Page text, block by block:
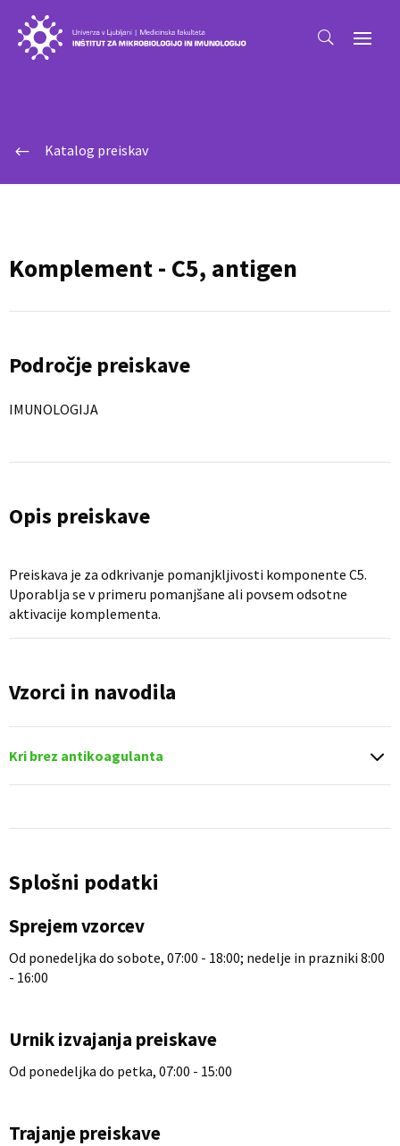
# Katalog preiskav
Komplement - C5, antigen
Področje preiskave
IMUNOLOGIJA
Opis preiskave
Preiskava je za odkrivanje pomanjkljivosti komponente C5.
Uporablja se v primeru pomanjšane ali povsem odsotne
aktivacije komplementa.
Vzorci in navodila
Kri brez antikoagulanta
Splošni podatki
Sprejem vzorcev
Od ponedeljka do sobote, 07:00 - 18:00; nedelje in prazniki 8:00
- 16:00
Urnik izvajanja preiskave
Od ponedeljka do petka, 07:00 - 15:00
Trajanje preiskave